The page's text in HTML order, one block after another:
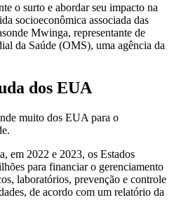
o surto e abordar seu impacto na
socioeconômica associada das
Mwinga, representante de
da Saúde (OMS), uma agência da
dos EUA
muito dos EUA para o
em 2022 e 2023, os Estados
para financiar o gerenciamento
laboratórios, prevenção e controle
de acordo com um relatório da